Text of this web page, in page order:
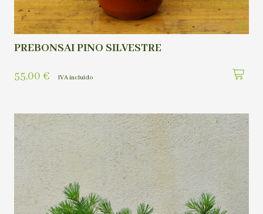
PREBONSAI PINO SILVESTRE
55,00 € IVA incluído